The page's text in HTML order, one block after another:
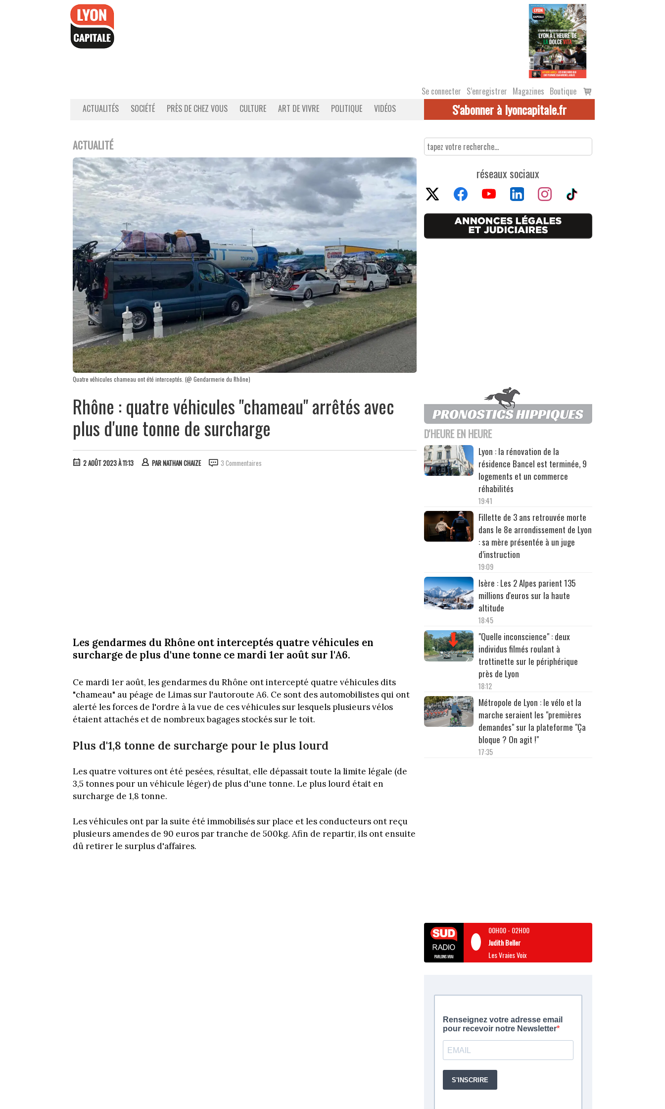
Se connecter S’enregistrer Magazines Boutique
Voir
le
ACTUALITÉS SOCIÉTÉ PRÈS DE CHEZ VOUS CULTURE ART DE VIVRE POLITIQUE VIDÉOS S'abonner à lyoncapitale.fr
ACTUALITÉ
Quatre véhicules chameau ont été interceptés. (@ Gendarmerie du Rhône)
Rhône : quatre véhicules "chameau" arrêtés avec
plus d'une tonne de surcharge
2 AOÛT 2023 À 11:13 PARNATHAN CHAIZE 3 Commentaires
Les gendarmes du Rhône ont interceptés quatre véhicules en
surcharge de plus d'une tonne ce mardi 1er août sur l'A6.
Ce mardi 1er août, les gendarmes du Rhône ont intercepté quatre véhicules dits
"chameau" au péage de Limas sur l'autoroute A6. Ce sont des automobilistes qui ont
alerté les forces de l'ordre à la vue de ces véhicules sur lesquels plusieurs vélos
étaient attachés et de nombreux bagages stockés sur le toit.
Plus d'1,8 tonne de surcharge pour le plus lourd
Les quatre voitures ont été pesées, résultat, elle dépassait toute la limite légale (de
3,5 tonnes pour un véhicule léger) de plus d'une tonne. Le plus lourd était en
surcharge de 1,8 tonne.
Les véhicules ont par la suite été immobilisés sur place et les conducteurs ont reçu
plusieurs amendes de 90 euros par tranche de 500kg. Afin de repartir, ils ont ensuite
dû retirer le surplus d'affaires.
réseaux sociaux
D'HEURE EN HEURE
Lyon : la rénovation de la
résidence Bancel est terminée, 9
logements et un commerce
réhabilités
19:41
Fillette de 3 ans retrouvée morte
dans le 8e arrondissement de Lyon
: sa mère présentée à un juge
d’instruction
19:09
Isère : Les 2 Alpes parient 135
millions d'euros sur la haute
altitude
18:45
"Quelle inconscience" : deux
individus filmés roulant à
trottinette sur le périphérique
près de Lyon
18:12
Métropole de Lyon : le vélo et la
marche seraient les "premières
demandes" sur la plateforme "Ça
bloque ? On agit !"
17:35
00H00- 02H00
Judith Beller
Les Vraies Voix